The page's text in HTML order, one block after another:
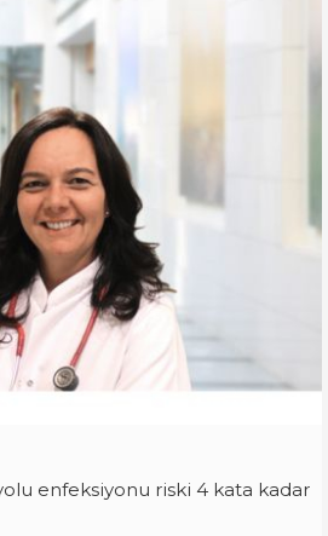
enfeksiyonu riski 4 kata kadar